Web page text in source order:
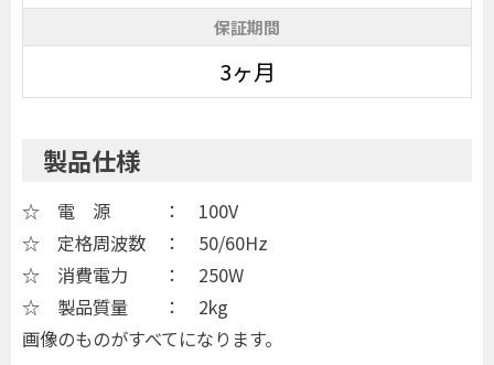
保証期間
3ヶ月
製品仕様
☆ 電 源 ： 100V
☆ 定格周波数 ： 50/60Hz
☆ 消費電力 ： 250W
☆ 製品質量 ： 2kg
画像のものがすべてになります。